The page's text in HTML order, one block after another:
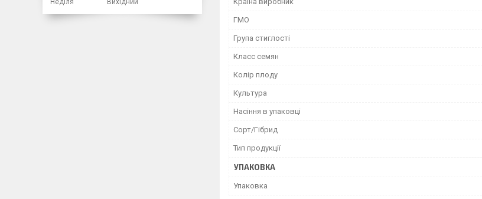
ГМО
Група стиглості
Класс семян
Колір плоду
Культура
Насіння в упаковці
Сорт/Гібрид
Тип продукції
УПАКОВКА
Упаковка
Неділя
Вихідний